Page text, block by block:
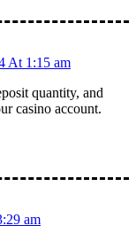
At 1:15 am
quantity, and
casino account.
am